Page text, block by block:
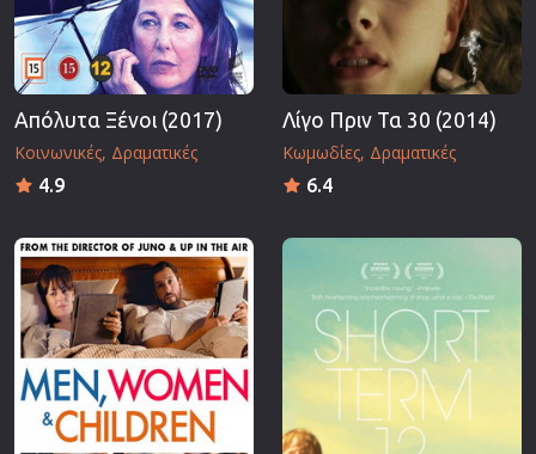
Απόλυτα Ξένοι (2017)
Κοινωνικές Δραματικές
4.9
Λίγο Πριν Τα 30 (2014)
Κωμωδίες Δραματικές
6.4